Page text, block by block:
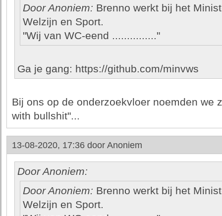
Door Anoniem: Brenno werkt bij het
Welzijn en Sport.
"Wij van WC-eend ..............."
Ga je gang: https://github.com/minvws
Bij ons op de onderzoekvloer noemden we
with bullshit"...
13-08-2020, 17:36 door Anoniem
Door Anoniem:
Door Anoniem: Brenno werkt bij het
Welzijn en Sport.